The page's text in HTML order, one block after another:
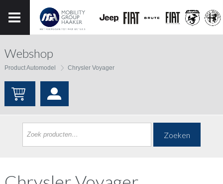
Webshop
Product Automodel Chrysler Voyager
Zoeken